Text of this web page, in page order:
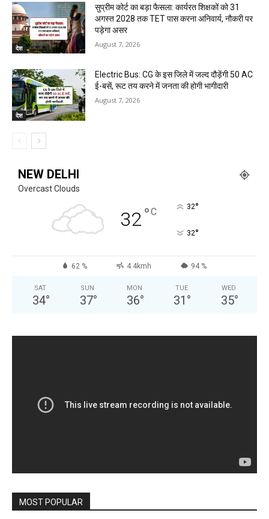
देश
सुप्रीम कोर्ट का बड़ा फैसला: कार्यरत शिक्षकों को 31
अगस्त 2028 तक TET पास करना अनिवार्य, नौकरी पर
पड़ेगा असर
August 7, 2026
देश
Electric Bus: CG के इस जिले में जल्द दौड़ेंगी 50 AC
ई-बसें, रूट तय करने में जनता की होगी भागीदारी
August 7, 2026
NEW DELHI
Overcast Clouds
32°C 32°
32°
62 % 4.4kmh 94 %
SAT
34°
SUN
37°
MON
36°
TUE
31 °
WED
35°
MOST POPULAR